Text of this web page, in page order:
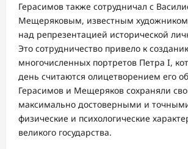
Герасимов также сотрудничал с
Мещеряковым, известным
над репрезентацией исторической
Это сотрудничество привело к
многочисленных портретов Петра I,
день считаются олицетворением его
Герасимов и Мещеряков сохраняли
максимально достоверными и
физические и психологические
великого государства.